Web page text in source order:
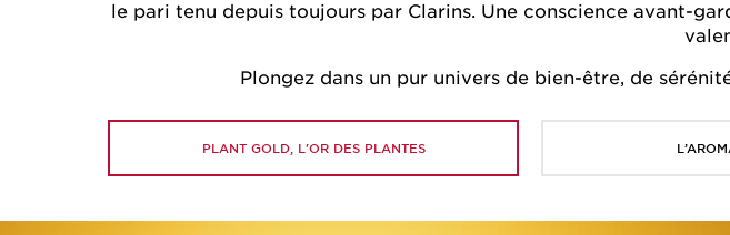
le pari tenu depuis toujours par Clarins. Une conscience avant-
Plongez dans un pur univers de bien-être, de
PLANT GOLD, L'OR DES PLANTES